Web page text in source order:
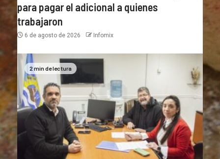
para pagar el adicional a quienes
trabajaron
6 de agosto de 2026 Infomix
2 min de lectura